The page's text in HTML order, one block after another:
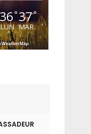
36°
LUN
37°
MAR